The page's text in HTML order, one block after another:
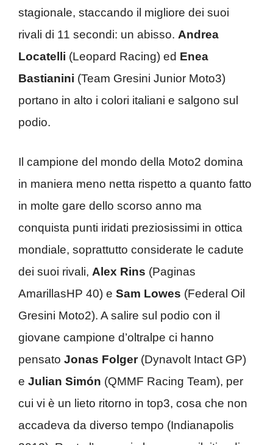
stagionale, staccando il migliore dei suoi
rivali di 11 secondi: un abisso. Andrea
Locatelli (Leopard Racing) ed Enea
Bastianini (Team Gresini Junior Moto3)
portano in alto i colori italiani e salgono sul
podio.
Il campione del mondo della Moto2 domina
in maniera meno netta rispetto a quanto fatto
in molte gare dello scorso anno ma
conquista punti iridati preziosissimi in ottica
mondiale, soprattutto considerate le cadute
dei suoi rivali, Alex Rins (Paginas
AmarillasHP 40) e Sam Lowes (Federal Oil
Gresini Moto2). A salire sul podio con il
giovane campione d’oltralpe ci hanno
pensato Jonas Folger(Dynavolt Intact GP)
e Julian Simón (QMMF Racing Team), per
cui vi è un lieto ritorno in top3, cosa che non
accadeva da diverso tempo (Indianapolis